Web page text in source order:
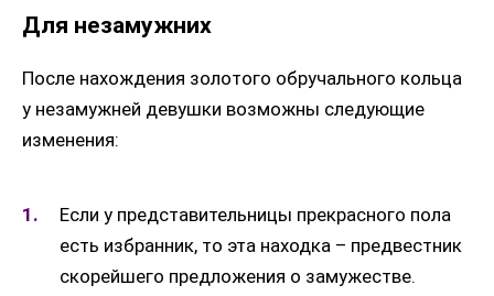
Для незамужних
После нахождения золотого обручального кольца
у незамужней девушки возможны следующие
изменения:
Если у представительницы прекрасного пола
есть избранник, то эта находка – предвестник
скорейшего предложения о замужестве.